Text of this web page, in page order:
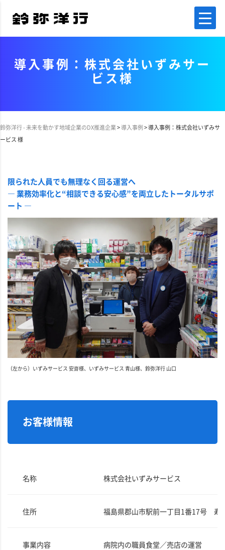
導入事例：株式会社いずみサー
ビス様
鈴弥洋行 - 未来を動かす地域企業のDX推進企業>導入事例>導入事例：株式会社いずみサ
ービス 様
限られた人員でも無理なく回る運営へ
― 業務効率化と“相談できる安心感”を両立したトータルサポ
ート ―
（左から）いずみサービス 安齋様、いずみサービス 青山様、鈴弥洋行 山口
お客様情報
名称 株式会社いずみサービス
住所 福島県郡山市駅前一丁目1番17号 寿
事業内容 病院内の職員食堂／売店の運営